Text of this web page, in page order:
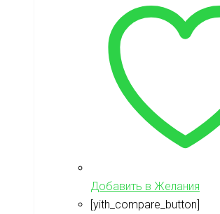
Добавить в Желания
[yith_compare_button]